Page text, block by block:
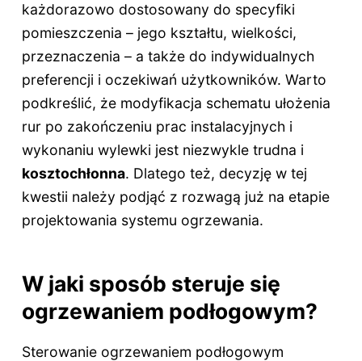
każdorazowo dostosowany do specyfiki
pomieszczenia – jego kształtu, wielkości,
przeznaczenia – a także do indywidualnych
preferencji i oczekiwań użytkowników. Warto
podkreślić, że modyfikacja schematu ułożenia
rur po zakończeniu prac instalacyjnych i
wykonaniu wylewki jest niezwykle trudna i
kosztochłonna. Dlatego też, decyzję w tej
kwestii należy podjąć z rozwagą już na etapie
projektowania systemu ogrzewania.
W jaki sposób steruje się
ogrzewaniem podłogowym?
Sterowanie ogrzewaniem podłogowym